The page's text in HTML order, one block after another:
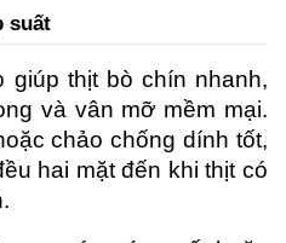
suất
giúp thịt bò chín nhanh,
và vân mỡ mềm mại.
chảo chống dính tốt,
hai mặt đến khi thịt có